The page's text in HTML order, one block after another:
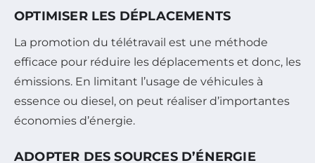
OPTIMISER LES DÉPLACEMENTS
La promotion du télétravail est une méthode
efficace pour réduire les déplacements et donc, les
émissions. En limitant l’usage de véhicules à
essence ou diesel, on peut réaliser d’importantes
économies d’énergie.
ADOPTER DES SOURCES D’ÉNERGIE